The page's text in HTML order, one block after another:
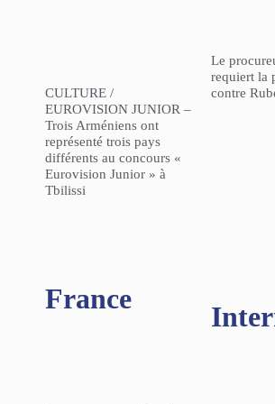
CULTURE /
EUROVISION JUNIOR –
Trois Arméniens ont
représenté trois pays
différents au concours «
Eurovision Junior » à
Tbilissi
Le
requiert la
contre
France